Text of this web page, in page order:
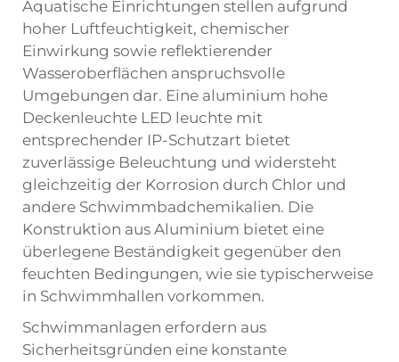
Aquatische Einrichtungen stellen aufgrund
hoher Luftfeuchtigkeit, chemischer
Einwirkung sowie reflektierender
Wasseroberflächen anspruchsvolle
Umgebungen dar. Eine aluminium hohe
Deckenleuchte LED leuchte mit
entsprechender IP-Schutzart bietet
zuverlässige Beleuchtung und widersteht
gleichzeitig der Korrosion durch Chlor und
andere Schwimmbadchemikalien. Die
Konstruktion aus Aluminium bietet eine
überlegene Beständigkeit gegenüber den
feuchten Bedingungen, wie sie typischerweise
in Schwimmhallen vorkommen.
Schwimmanlagen erfordern aus
Sicherheitsgründen eine konstante